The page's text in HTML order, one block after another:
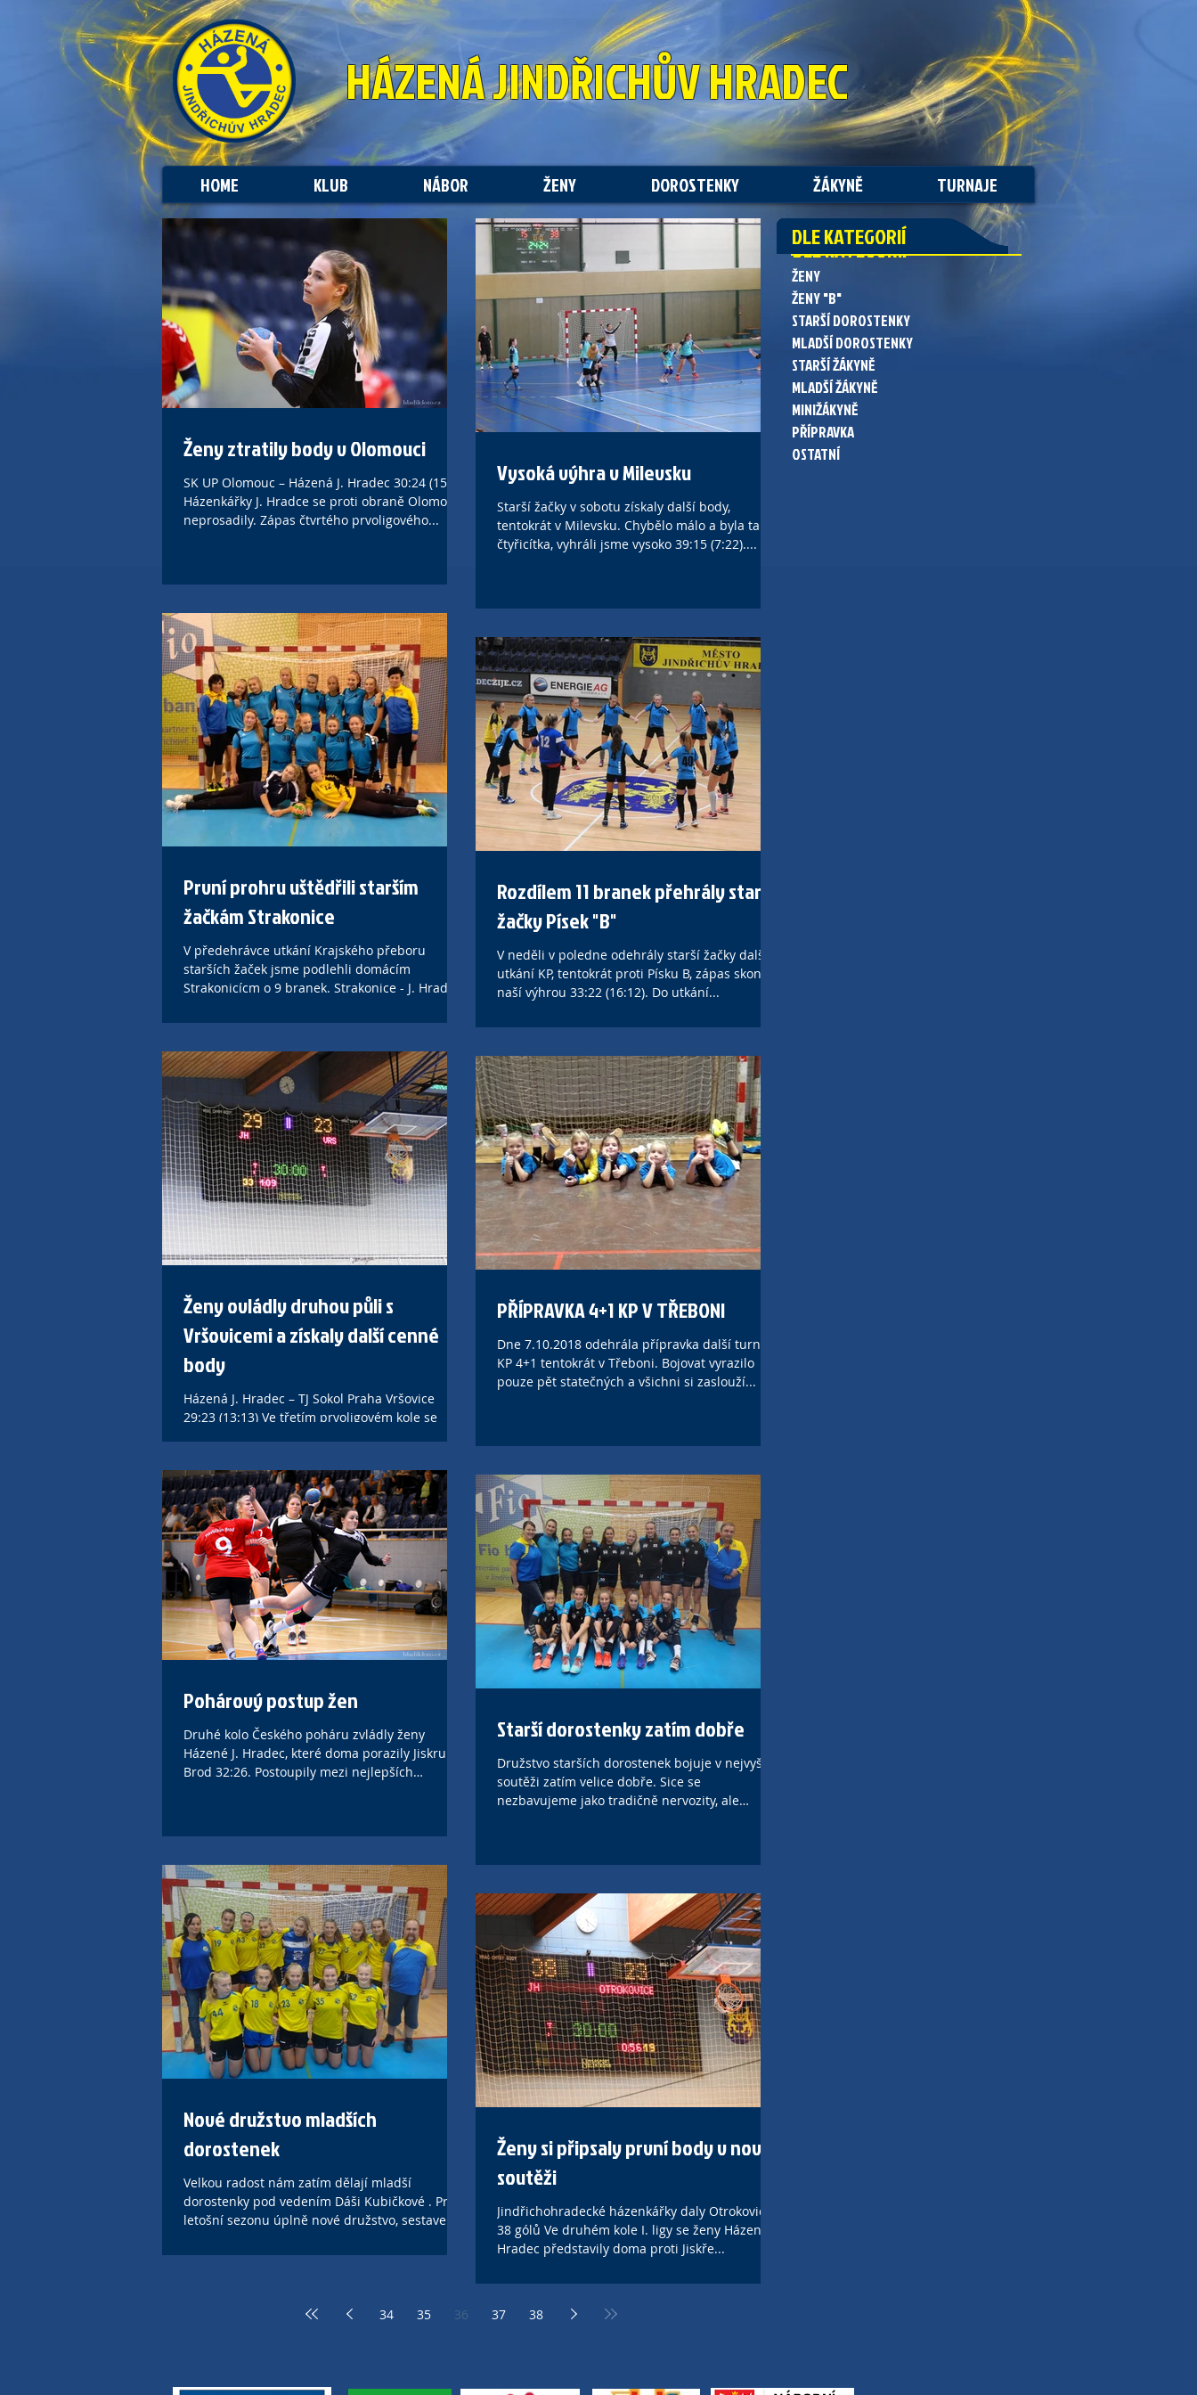
HÁZENÁJINDŘICHŮV HRADEC
HOME KLUB NÁBOR ŽENY DOROSTENKY ŽÁKYNĚ TURNAJE
Ženy ztratily body v Olomouci
SK UP Olomouc – Házená J. Hradec 30:24 (15:12)
Házenkářky J. Hradce se proti obraně Olomouce
neprosadily. Zápas čtvrtého prvoligového...
Vysoká výhra v Milevsku
Starší žačky v sobotu získaly další body,
tentokrát v Milevsku. Chybělo málo a byla tam
čtyřicítka, vyhráli jsme vysoko 39:15 (7:22)....
První prohru uštědřili starším
žačkám Strakonice
V předehrávce utkání Krajského přeboru
starších žaček jsme podlehli domácím
Strakonicícm o 9 branek. Strakonice - J. Hradec
Rozdílem 11 branek přehrály starší
žačky Písek "B"
V neděli v poledne odehrály starší žačky další
utkání KP, tentokrát proti Písku B, zápas skončil
naší výhrou 33:22 (16:12). Do utkání...
Ženy ovládly druhou půli s
Vršovicemi a získaly další cenné
body
Házená J. Hradec – TJ Sokol Praha Vršovice
29:23 (13:13) Ve třetím prvoligovém kole se
PŘÍPRAVKA 4+1 KP V TŘEBONI
Dne 7.10.2018 odehrála přípravka další turnaj
KP 4+1 tentokrát v Třeboni. Bojovat vyrazilo
pouze pět statečných a všichni si zaslouží...
Pohárový postup žen
Druhé kolo Českého poháru zvládly ženy
Házené J. Hradec, které doma porazily Jiskru H.
Brod 32:26. Postoupily mezi nejlepších
Starší dorostenky zatím dobře
Družstvo starších dorostenek bojuje v nejvyšší
soutěži zatím velice dobře. Sice se
nezbavujeme jako tradičně nervozity, ale
Nové družstvo mladších
dorostenek
Velkou radost nám zatím dělají mladší
dorostenky pod vedením Dáši Kubičkové . Pro
letošní sezonu úplně nové družstvo, sestavené
Ženy si připsaly první body v nové
soutěži
Jindřichohradecké házenkářky daly Otrokovicím
38 gólů Ve druhém kole I. ligy se ženy Házené J.
Hradec představily doma proti Jiskře...
34 35 36 37 38
DLE KATEGORIÍ
ŽENY
ŽENY "B"
STARŠÍ DOROSTENKY
MLADŠÍ DOROSTENKY
STARŠÍ ŽÁKYNĚ
MLADŠÍ ŽÁKYNĚ
MINIŽÁKYNĚ
PŘÍPRAVKA
OSTATNÍ
DLE KATEGORIÍ